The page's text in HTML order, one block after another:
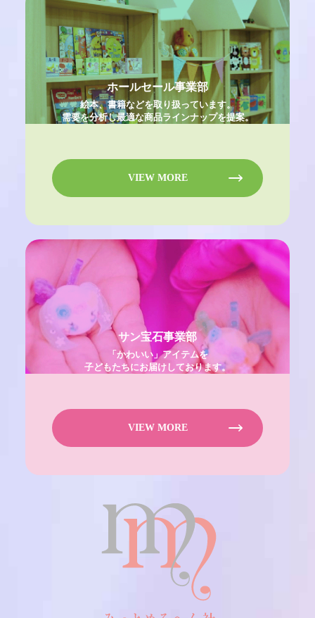
ホールセール事業部
絵本、書籍などを取り扱っています。
需要を分析し最適な商品ラインナップを提案。
VIEW MORE
サン宝石事業部
「かわいい」アイテムを
子どもたちにお届けしております。
VIEW MORE